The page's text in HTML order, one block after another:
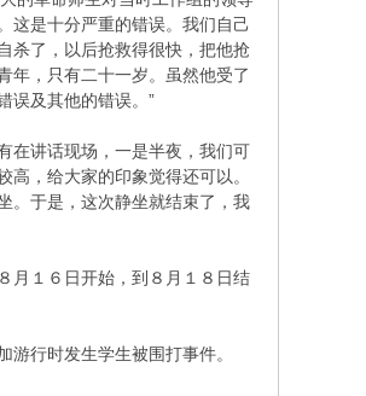
这是十分严重的错误。我们自己
杀了，以后抢救得很快，把他抢
年，只有二十一岁。虽然他受了
误及其他的错误。”
讲话现场，一是半夜，我们可
，给大家的印象觉得还可以。
。于是，这次静坐就结束了，我
１６日开始，到８月１８日结
行时发生学生被围打事件。